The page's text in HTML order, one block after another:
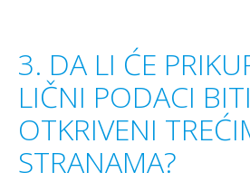
3. DA LI ĆE
LIČNI PODACI BITI
OTKRIVENI
STRANAMA?